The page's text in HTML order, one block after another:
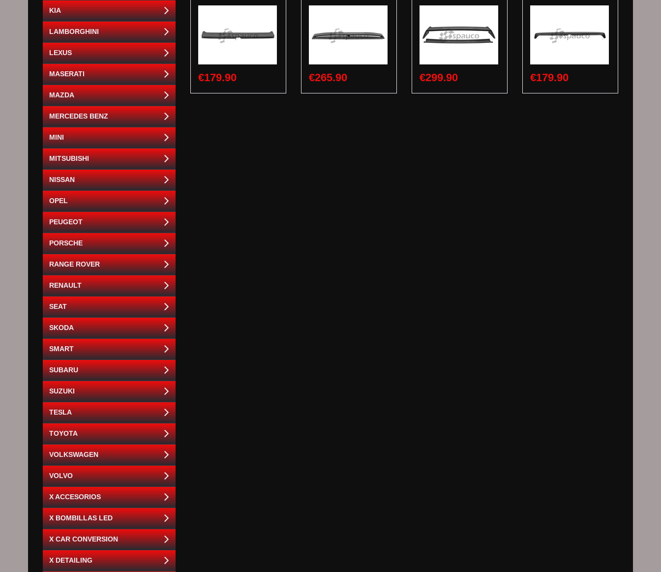
€179.90 €265.90 €299.90 €179.90
KIA
LAMBORGHINI
LEXUS
MASERATI
MAZDA
MERCEDES BENZ
MINI
MITSUBISHI
NISSAN
OPEL
PEUGEOT
PORSCHE
RANGE ROVER
RENAULT
SEAT
SKODA
SMART
SUBARU
SUZUKI
TESLA
TOYOTA
VOLKSWAGEN
VOLVO
X ACCESORIOS
X BOMBILLAS LED
X CAR CONVERSION
X DETAILING